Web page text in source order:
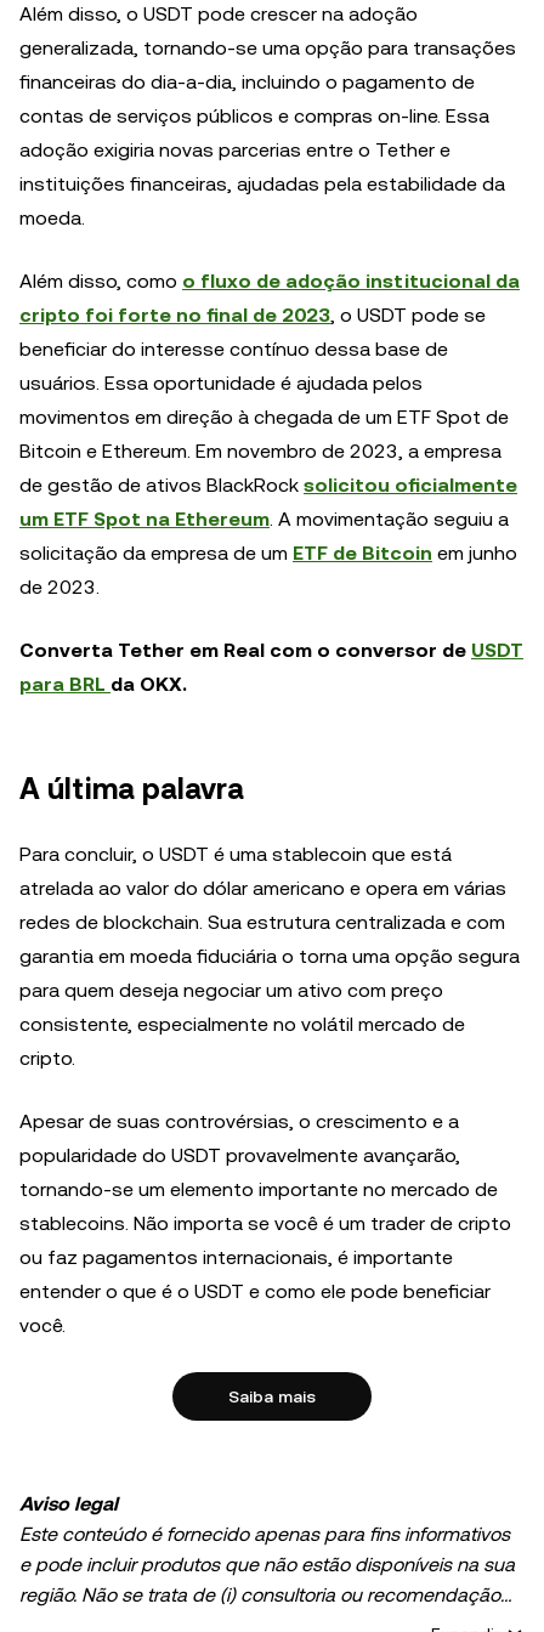
Além disso, o USDT pode crescer na adoção
generalizada, tornando-se uma opção para transações
financeiras do dia-a-dia, incluindo o pagamento de
contas de serviços públicos e compras on-line. Essa
adoção exigiria novas parcerias entre o Tether e
instituições financeiras, ajudadas pela estabilidade da
moeda.
Além disso, como o fluxo de adoção institucional da
cripto foi forte no final de 2023, o USDT pode se
beneficiar do interesse contínuo dessa base de
usuários. Essa oportunidade é ajudada pelos
movimentos em direção à chegada de um ETF Spot de
Bitcoin e Ethereum. Em novembro de 2023, a empresa
de gestão de ativos BlackRock solicitou oficialmente
um ETF Spot na Ethereum. A movimentação seguiu a
solicitação da empresa de um ETF de Bitcoin em junho
de 2023.
Converta Tether em Real com o conversor de USDT
para BRL da OKX.
A última palavra
Para concluir, o USDT é uma stablecoin que está
atrelada ao valor do dólar americano e opera em várias
redes de blockchain. Sua estrutura centralizada e com
garantia em moeda fiduciária o torna uma opção segura
para quem deseja negociar um ativo com preço
consistente, especialmente no volátil mercado de
cripto.
Apesar de suas controvérsias, o crescimento e a
popularidade do USDT provavelmente avançarão,
tornando-se um elemento importante no mercado de
stablecoins. Não importa se você é um trader de cripto
ou faz pagamentos internacionais, é importante
entender o que é o USDT e como ele pode beneficiar
você.
Saiba mais
Aviso legal
Este conteúdo é fornecido apenas para fins informativos
e pode incluir produtos que não estão disponíveis na sua
região. Não se trata de (i) consultoria ou recomendação
de investimento; (ii) uma oferta ou solicitação para